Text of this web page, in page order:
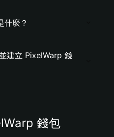
什麼？
建立 PixelWarp 錢
錢包